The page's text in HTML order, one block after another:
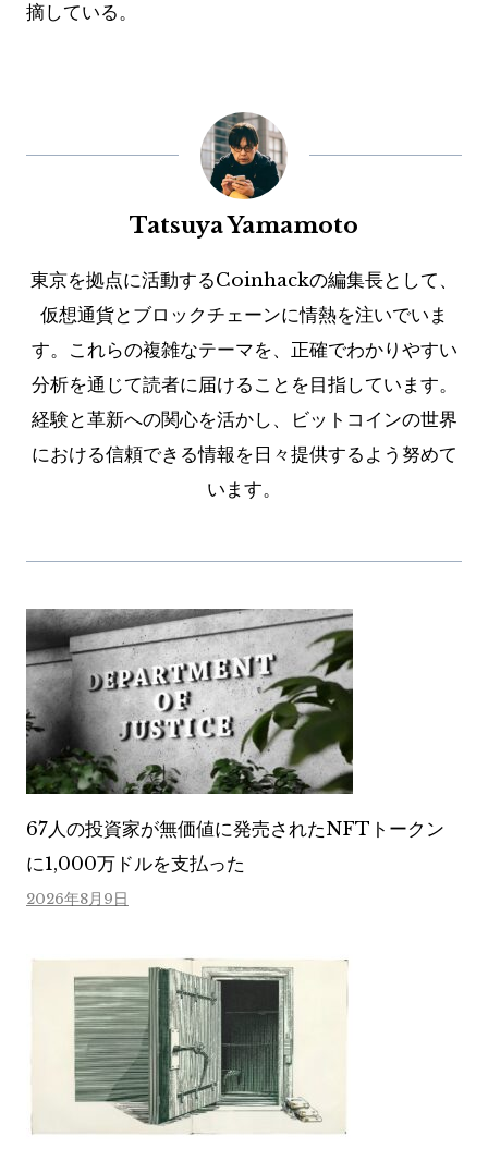
摘している。
Tatsuya Yamamoto
東京を拠点に活動するCoinhackの編集長として、
仮想通貨とブロックチェーンに情熱を注いでいま
す。これらの複雑なテーマを、正確でわかりやすい
分析を通じて読者に届けることを目指しています。
経験と革新への関心を活かし、ビットコインの世界
における信頼できる情報を日々提供するよう努めて
います。
67人の投資家が無価値に発売されたNFTトークン
に1,000万ドルを支払った
2026年8月9日